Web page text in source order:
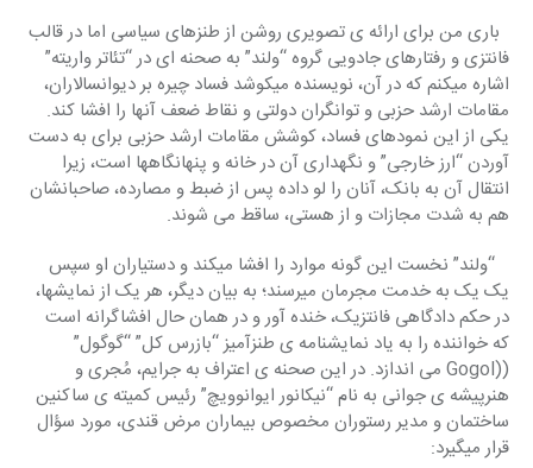
باری من برای ارائه ی تصویری روشن از طنزهای سیاسی اما در قالب
فانتزی و رفتارهای جادویی گروه “ولند” به صحنه ای در “تئاتر واریته”
اشاره میکنم که در آن، نویسنده میکوشد فساد چیره بر دیوانسالاران،
مقامات ارشد حزبی و توانگران دولتی و نقاط ضعف آنها را افشا کند.
یکی از این نمودهای فساد، کوشش مقامات ارشد حزبی برای به دست
آوردن “ارز خارجی” و نگهداری آن در خانه و پنهانگاهها است، زیرا
انتقال آن به بانک، آنان را لو داده پس از ضبط و مصارده، صاحبانشان
هم به شدت مجازات و از هستی، ساقط می شوند.
“ولند” نخست این گونه موارد را افشا میکند و دستیاران او سپس
یک یک به خدمت مجرمان میرسند؛ به بیان دیگر، هر یک از نمایشها،
در حکم دادگاهی فانتزیک، خنده آور و در همان حال افشاگرانه است
که خواننده را به یاد نمایشنامه ی طنزآمیز “بازرس کل” “گوگول”
((Gogol می اندازد. در این صحنه ی اعتراف به جرایم، مُجری و
هنرپیشه ی جوانی به نام “نیکانور ایوانوویچ” رئیس کمیته ی ساکنین
ساختمان و مدیر رستوران مخصوص بیماران مرض قندی، مورد سؤال
قرار میگیرد: